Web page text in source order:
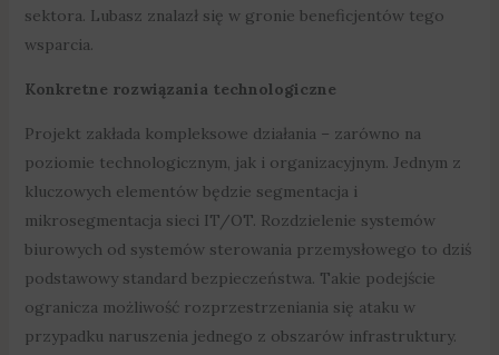
sektora. Lubasz znalazł się w gronie beneficjentów tego
wsparcia.
Konkretne rozwiązania technologiczne
Projekt zakłada kompleksowe działania – zarówno na
poziomie technologicznym, jak i organizacyjnym. Jednym z
kluczowych elementów będzie segmentacja i
mikrosegmentacja sieci IT/OT. Rozdzielenie systemów
biurowych od systemów sterowania przemysłowego to dziś
podstawowy standard bezpieczeństwa. Takie podejście
ogranicza możliwość rozprzestrzeniania się ataku w
przypadku naruszenia jednego z obszarów infrastruktury.